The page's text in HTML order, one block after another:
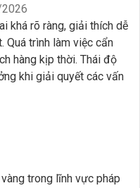
khá rõ ràng, giải thích dễ
Quá trình làm việc cẩn
hàng kịp thời. Thái độ
khi giải quyết các vấn
trong lĩnh vực pháp